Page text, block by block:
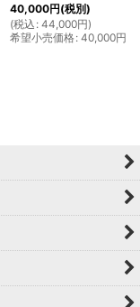
40,000円(税別)
(税込 : 44,000円)
希望小売価格: 40,000円